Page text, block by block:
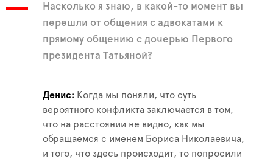
Насколько я знаю, в какой-то момент вы
перешли от общения с адвокатами к
прямому общению с дочерью Первого
президента Татьяной?
Денис
Когда мы поняли, что суть
вероятного конфликта заключается в том,
что на расстоянии не видно, как мы
обращаемся с именем Бориса Николаевича,
и того, что здесь происходит, то попросили